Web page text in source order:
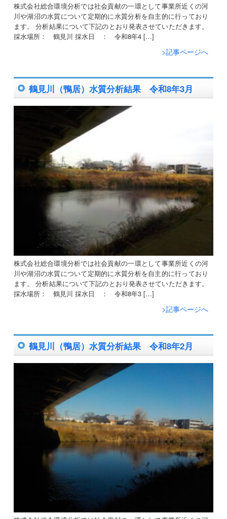
株式会社総合環境分析では社会貢献の一環として事業所近くの河
川や湖沼の水質について定期的に水質分析を自主的に行っており
ます。 分析結果について下記のとおり発表させていただきます。
採水場所： 鶴見川 採水日 ： 令和8年4 […]
>記事ページへ
鶴見川（鴨居）水質分析結果 令和8年3月
株式会社総合環境分析では社会貢献の一環として事業所近くの河
川や湖沼の水質について定期的に水質分析を自主的に行っており
ます。 分析結果について下記のとおり発表させていただきます。
採水場所： 鶴見川 採水日 ： 令和8年3 […]
>記事ページへ
鶴見川（鴨居）水質分析結果 令和8年2月